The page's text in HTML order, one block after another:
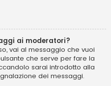
ai moderatori?
vai al messaggio che vuoi
che serve per fare la
sarai introdotto alla
dei messaggi.